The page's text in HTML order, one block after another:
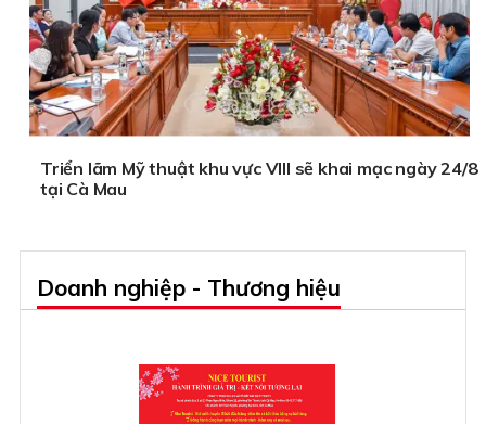
Triển lãm Mỹ thuật khu vực VIII sẽ khai mạc ngày 24/8
tại Cà Mau
Doanh nghiệp - Thương hiệu